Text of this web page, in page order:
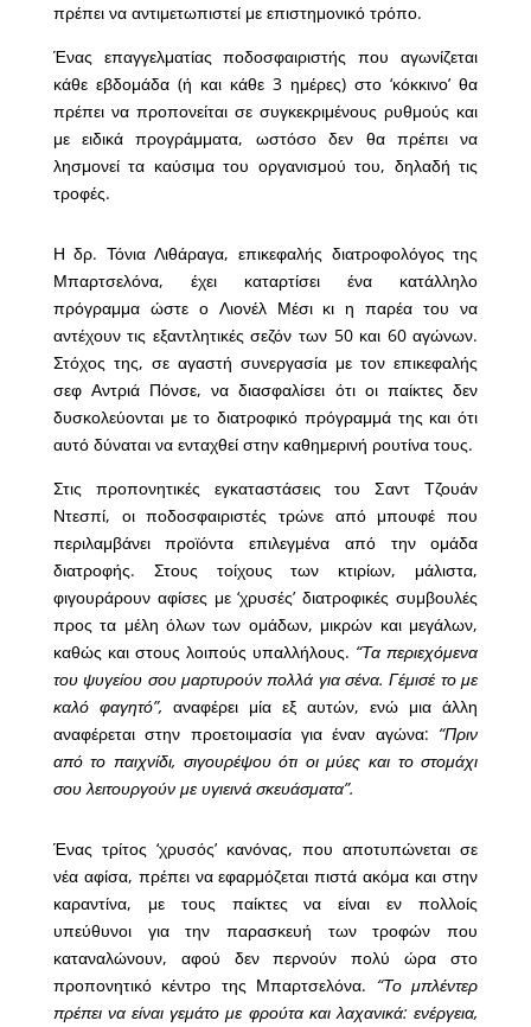
πρέπει να αντιμετωπιστεί με επιστημονικό τρόπο.
Ένας επαγγελματίας ποδοσφαιριστής που αγωνίζεται
κάθε εβδομάδα (ή και κάθε 3 ημέρες) στο ‘κόκκινο’ θα
πρέπει να προπονείται σε συγκεκριμένους ρυθμούς και
με ειδικά προγράμματα, ωστόσο δεν θα πρέπει να
λησμονεί τα καύσιμα του οργανισμού του, δηλαδή τις
τροφές.
Η δρ. Τόνια Λιθάραγα, επικεφαλής διατροφολόγος της
Μπαρτσελόνα, έχει καταρτίσει ένα κατάλληλο
πρόγραμμα ώστε ο Λιονέλ Μέσι κι η παρέα του να
αντέχουν τις εξαντλητικές σεζόν των 50 και 60 αγώνων.
Στόχος της, σε αγαστή συνεργασία με τον επικεφαλής
σεφ Αντριά Πόνσε, να διασφαλίσει ότι οι παίκτες δεν
δυσκολεύονται με το διατροφικό πρόγραμμά της και ότι
αυτό δύναται να ενταχθεί στην καθημερινή ρουτίνα τους.
Στις προπονητικές εγκαταστάσεις του Σαντ Τζουάν
Ντεσπί, οι ποδοσφαιριστές τρώνε από μπουφέ που
περιλαμβάνει προϊόντα επιλεγμένα από την ομάδα
διατροφής. Στους τοίχους των κτιρίων, μάλιστα,
φιγουράρουν αφίσες με ‘χρυσές’ διατροφικές συμβουλές
προς τα μέλη όλων των ομάδων, μικρών και μεγάλων,
καθώς και στους λοιπούς υπαλλήλους. “Τα περιεχόμενα
του ψυγείου σου μαρτυρούν πολλά για σένα. Γέμισέ το με
καλό φαγητό”, αναφέρει μία εξ αυτών, ενώ μια άλλη
αναφέρεται στην προετοιμασία για έναν αγώνα: “Πριν
από το παιχνίδι, σιγουρέψου ότι οι μύες και το στομάχι
σου λειτουργούν με υγιεινά σκευάσματα”.
Ένας τρίτος ‘χρυσός’ κανόνας, που αποτυπώνεται σε
νέα αφίσα, πρέπει να εφαρμόζεται πιστά ακόμα και στην
καραντίνα, με τους παίκτες να είναι εν πολλοίς
υπεύθυνοι για την παρασκευή των τροφών που
καταναλώνουν, αφού δεν περνούν πολύ ώρα στο
προπονητικό κέντρο της Μπαρτσελόνα. “Το μπλέντερ
πρέπει να είναι γεμάτο με φρούτα και λαχανικά: ενέργεια,